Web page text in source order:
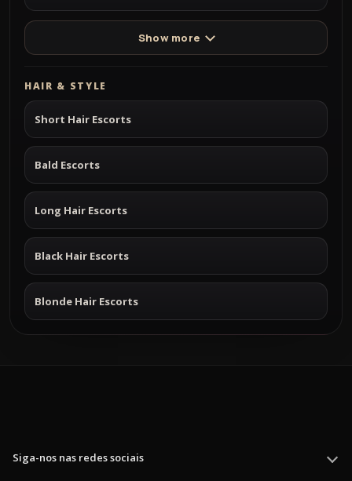
Show more
HAIR & STYLE
Short Hair Escorts
Bald Escorts
Long Hair Escorts
Black Hair Escorts
Blonde Hair Escorts
Siga-nos nas redes sociais